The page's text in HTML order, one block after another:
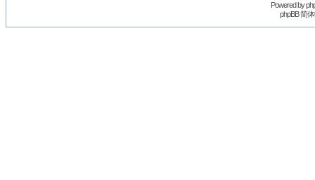
Powered by
phpBB 简